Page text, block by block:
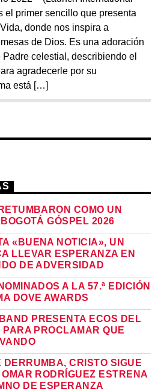
el primer sencillo que presenta
donde nos inspira a
de Dios. Es una adoración
celestial, describiendo el
agradecerle por su
está […]
COMO UN
GÓSPEL 2026
«BUENA NOTICIA», UN
LLEVAR ESPERANZA EN
DE ADVERSIDAD
A LA 57.ª EDICIÓN
DOVE AWARDS
PRESENTA ECOS DEL
PROCLAMAR QUE
DERRUMBA, CRISTO SIGUE
RODRÍGUEZ ESTRENA
DE ESPERANZA